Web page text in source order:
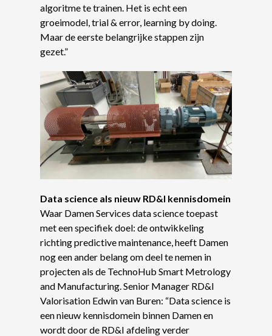
algoritme te trainen. Het is echt een
groeimodel, trial & error, learning by doing.
Maar de eerste belangrijke stappen zijn
gezet.”
Data science als nieuw RD&I kennisdomein
Waar Damen Services data science toepast
met een specifiek doel: de ontwikkeling
richting predictive maintenance, heeft Damen
nog een ander belang om deel te nemen in
projecten als de TechnoHub Smart Metrology
and Manufacturing. Senior Manager RD&I
Valorisation Edwin van Buren: “Data science is
een nieuw kennisdomein binnen Damen en
wordt door de RD&I afdeling verder